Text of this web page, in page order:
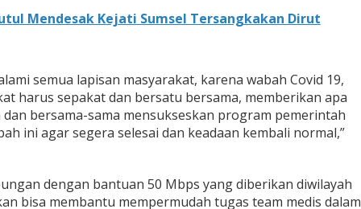
Mendesak Kejati Sumsel Tersangkakan Dirut
semua lapisan masyarakat, karena wabah Covid 19,
harus sepakat dan bersatu bersama, memberikan apa
bersama-sama mensukseskan program pemerintah
ini agar segera selesai dan keadaan kembali normal,”
dengan bantuan 50 Mbps yang diberikan diwilayah
bisa membantu mempermudah tugas team medis dalam